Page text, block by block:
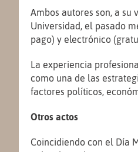
Ambos autores son, a su
Universidad, el pasado
pago) y electrónico
La experiencia
como una de las
factores políticos,
Otros actos
Coincidiendo con el Día